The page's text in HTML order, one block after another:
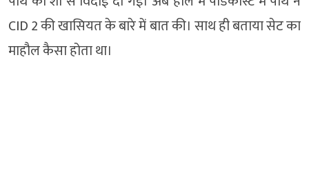
CID 2 की खासियत के बारे में बात की। साथ ही बताया सेट का
माहौल कैसा होता था।